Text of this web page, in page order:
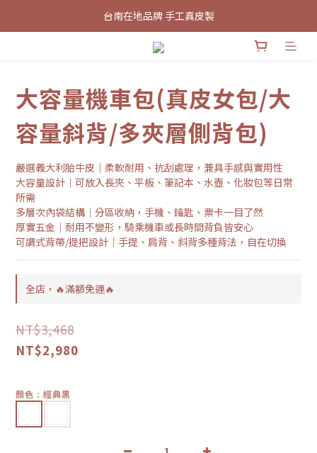
台南在地品牌 手工真皮製
新會員招募中 首次加入領取100元購物金
台南在地品牌 手工真皮製
大容量機車包(真皮女包/大
容量斜背/多夾層側背包)
嚴選義大利胎牛皮｜柔軟耐用、抗刮處理，兼具手感與實用性
大容量設計｜可放入長夾、平板、筆記本、水壺、化妝包等日常
所需
多層次內袋結構｜分區收納，手機、鑰匙、票卡一目了然
厚實五金｜耐用不變形，騎乘機車或長時間背負皆安心
可調式背帶/提把設計｜手提、肩背、斜背多種背法，自在切換
全店，🔥滿額免運🔥
NT$3,468
NT$2,980
顏色 : 經典黑